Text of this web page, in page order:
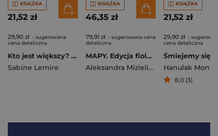
KSIĄŻKA
21,52 zł
29,90 zł - sugerowana
cena detaliczna
Kto jest większy? Bea i Basse
Sabine Lemire
KSIĄŻKA
46,35 zł
79,91 zł - sugerowana cena
detaliczna
MAPY. Edycja fioletowa (format podręczny)
Aleksandra Mizielińska
,Daniel
KSIĄŻKA
21,52 zł
29,90 zł -
cena detaliczna
Śmiejemy się
Hanulak
8,0 (3)